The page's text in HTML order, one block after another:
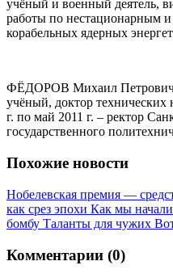
учёный и военный деятель,
работы по нестационарным
корабельных ядерных
ФЁДОРОВ Михаил
учёный, доктор технических
г. по май 2011 г. – ректор
государственного
Похожие новости
Нобелевская премия —
как срез эпохи Как мы
бомбу Таланты для чужих
Комментарии (0)